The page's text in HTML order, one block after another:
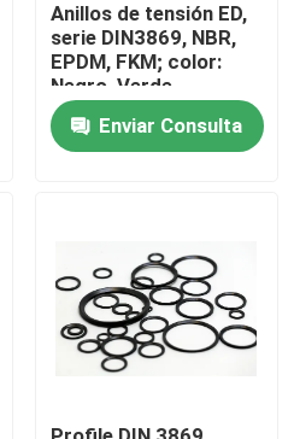
Anillos de tensión ED,
serie DIN3869, NBR,
EPDM, FKM; color:
Negro, Verde
Enviar Consulta